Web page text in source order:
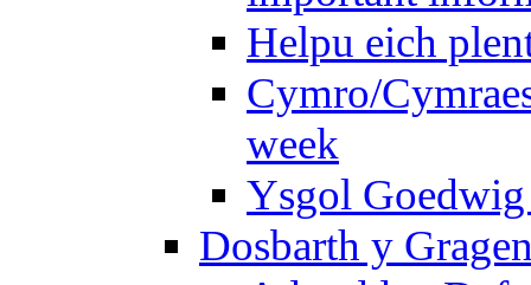
Helpu eich
Cymro/
week
Ysgol
Dosbarth y